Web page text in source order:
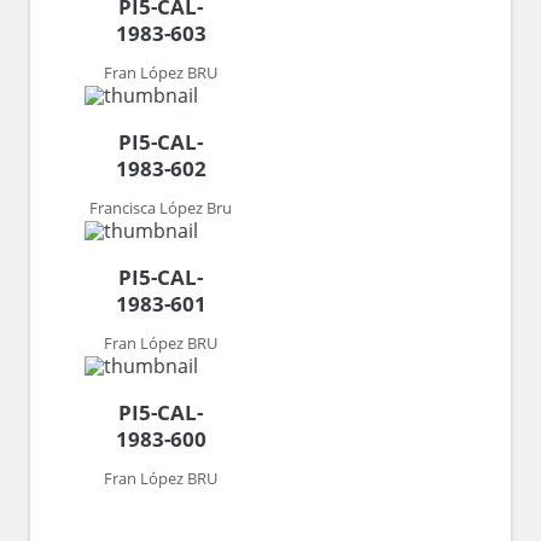
PI5-CAL-
1983-603
Fran López BRU
PI5-CAL-
1983-602
Francisca López Bru
PI5-CAL-
1983-601
Fran López BRU
PI5-CAL-
1983-600
Fran López BRU